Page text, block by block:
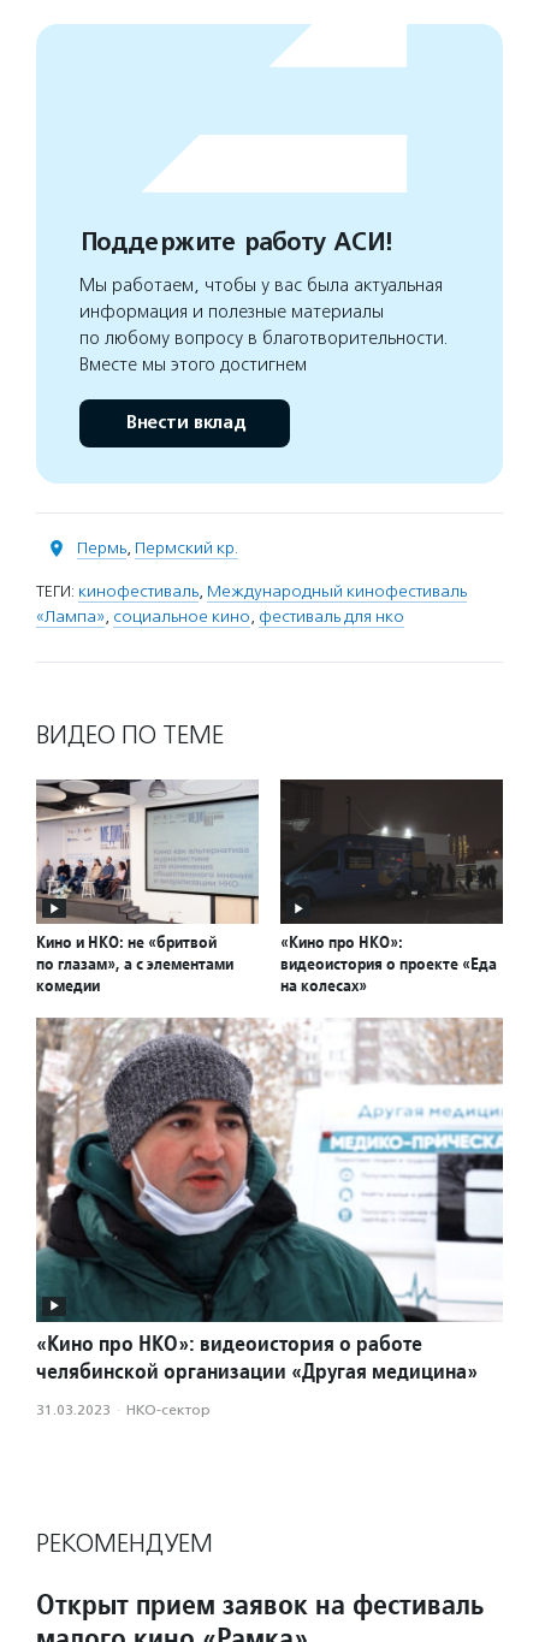
Поддержите работу АСИ!
Мы работаем, чтобы у вас была актуальная
информация и полезные материалы
по любому вопросу в благотворительности.
Вместе мы этого достигнем
Внести вклад
Пермь, Пермский кр.
ТЕГИ: кинофестиваль, Международный кинофестиваль
«Лампа», социальное кино, фестиваль для нко
ВИДЕО ПО ТЕМЕ
Кино и НКО: не «бритвой
по глазам», а с элементами
комедии
«Кино про НКО»:
видеоистория о проекте «Еда
на колесах»
«Кино про НКО»: видеоистория о работе
челябинской организации «Другая медицина»
31.03.2023 · НКО-сектор
РЕКОМЕНДУЕМ
Открыт прием заявок на фестиваль